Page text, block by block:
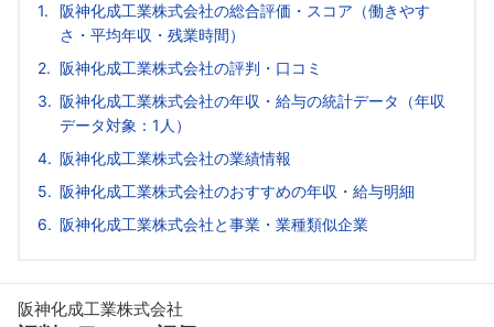
阪神化成工業株式会社の総合評価・スコア（働きやす
さ・平均年収・残業時間）
阪神化成工業株式会社の評判・口コミ
阪神化成工業株式会社の年収・給与の統計データ（年収
データ対象：1人）
阪神化成工業株式会社の業績情報
阪神化成工業株式会社のおすすめの年収・給与明細
阪神化成工業株式会社と事業・業種類似企業
阪神化成工業株式会社